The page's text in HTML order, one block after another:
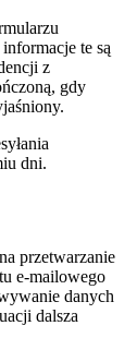
te są
z
gdy
dni.
przetwarzanie
e-mailowego
danych
dalsza